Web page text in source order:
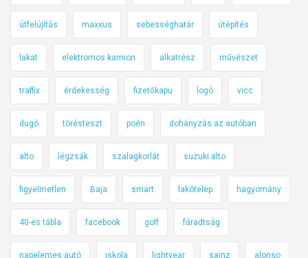
útfelújítás maxxus sebességhatár útépítés
lakat elektromos kamion alkatrész művészet
traffix érdekesség fizetőkapu logó vicc
dugó törésteszt poén dohányzás az autóban
alto légzsák szalagkorlát suzuki alto
figyelmetlen Baja smart lakótelep hagyomány
40-es tábla facebook golf fáradtság
napelemes autó iskola lightyear sainz alonso